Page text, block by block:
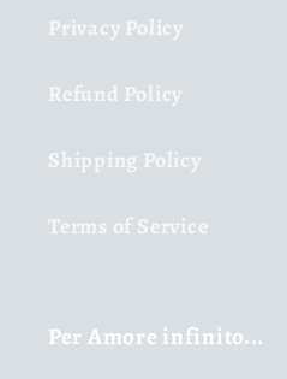
Privacy Policy
Refund Policy
Shipping Policy
Terms of Service
Per Amore infinito...